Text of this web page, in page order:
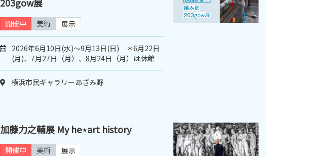
開催中 美術 展示
2026年6月10日(水)～9月13日(日) ＊6月22日
(月)、7月27日（月）、8月24日（月）は休館
横浜市民ギャラリーあざみ野
加藤力之輔展 My he⋆art history
開催中 美術 展示